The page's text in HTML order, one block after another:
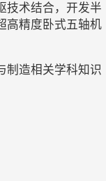
技术结合，开发半
高精度卧式五轴机
制造相关学科知识